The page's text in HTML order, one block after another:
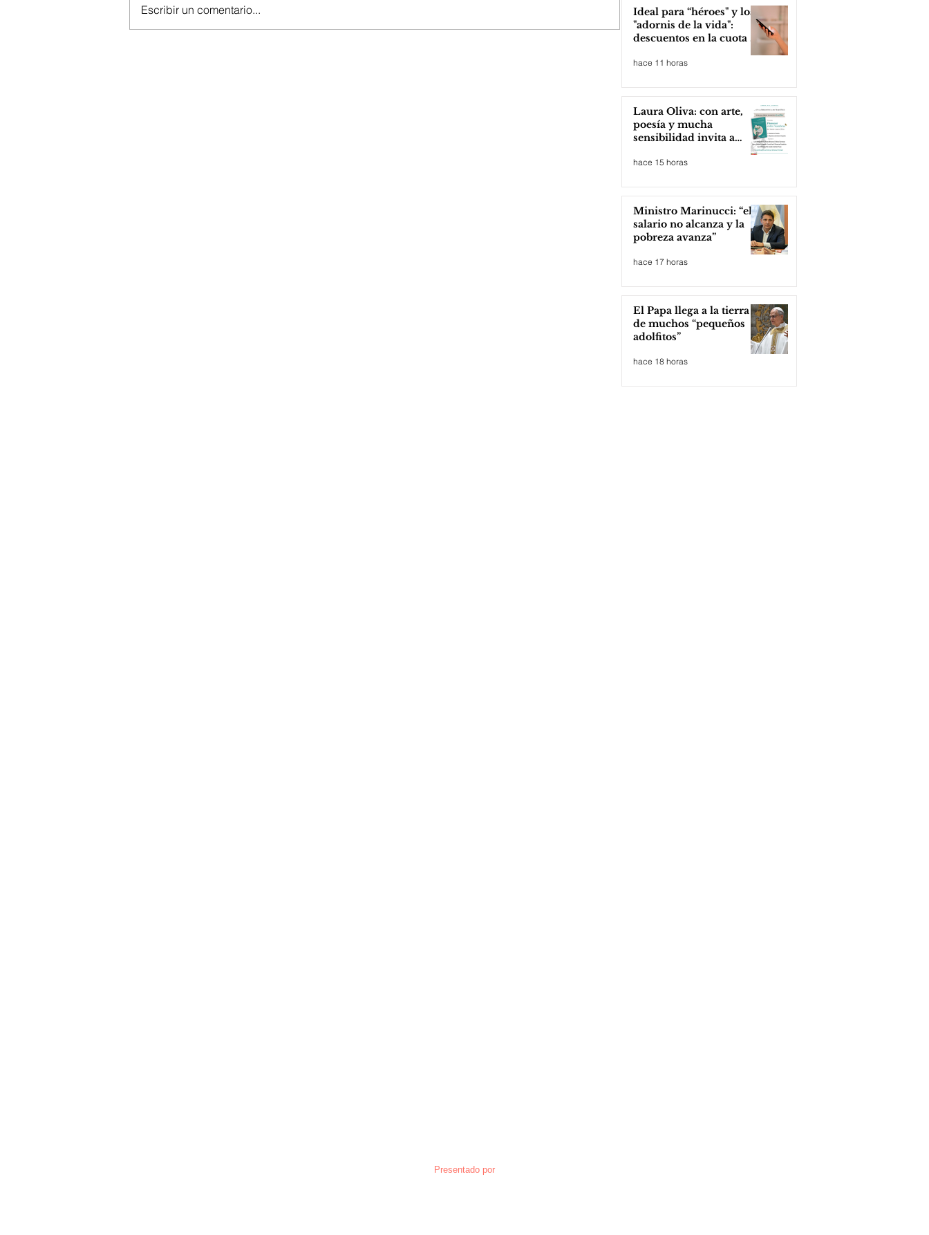
Escribir un comentario...
Ideal para “héroes" y los
"adornis de la vida":
descuentos en la cuota 4
hace 11 horas
Laura Oliva: con arte,
poesía y mucha
sensibilidad invita a
hace 15 horas
Ministro Marinucci: “el
salario no alcanza y la
pobreza avanza”
hace 17 horas
El Papa llega a la tierra
de muchos “pequeños
adolfitos”
hace 18 horas
Presentado por